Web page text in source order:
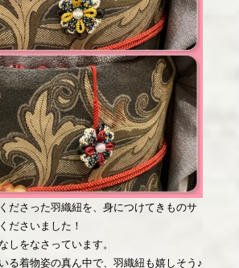
ださった羽織紐を、身につけてきものサ
ださいました！
しをなさっています。
る着物姿の真ん中で、羽織紐も嬉しそう♪